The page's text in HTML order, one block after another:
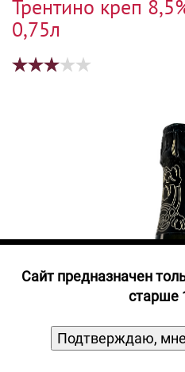
Прочие алкогольные напитки
Трентино креп
0,75л
Cайт предназначен
старше
Подтверждаю,